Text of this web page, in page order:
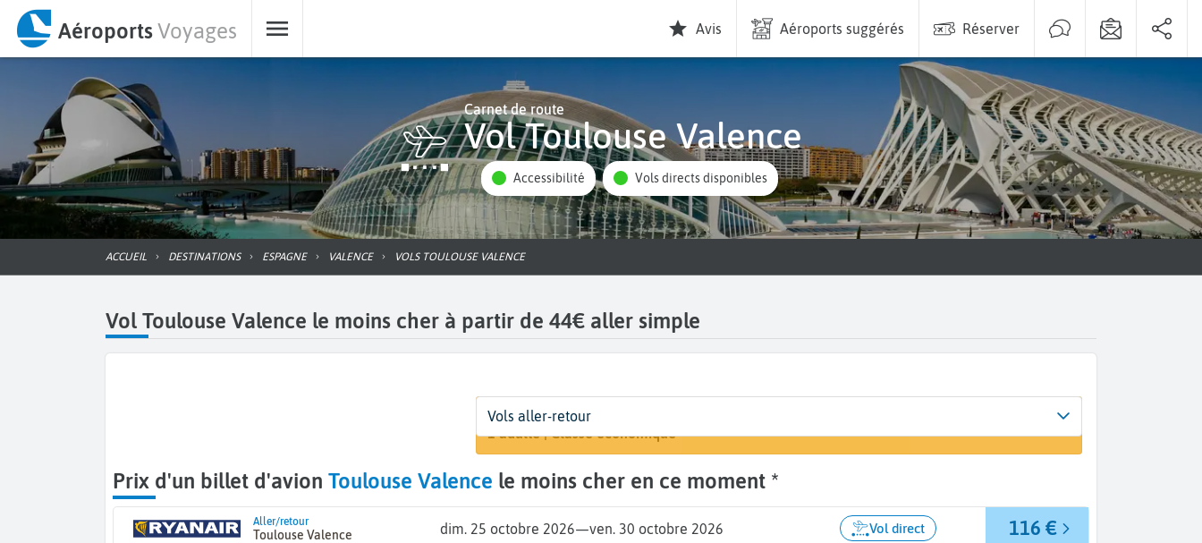
AéroportsVoyages Avis Aéroports suggérés Réserver
Carnet de route
Vol Toulouse Valence
Accessibilité Vols directs disponibles
ACCUEIL DESTINATIONS ESPAGNE VALENCE VOLS TOULOUSE VALENCE
Vol Toulouse Valence le moins cher à partir de 44€ aller simple
Départ
Toulouse (TLS) Valence (VLC)
Dates
Dates de votre voyage
Voyageurs | Classe
1 adulte | Classe économique
Vols aller-retour
Prix d'un billet d'avion Toulouse Valence le moins cher en ce moment *
Aller/retour
Toulouse Valence dim. 25 octobre 2026—ven. 30 octobre 2026 Vol direct 116 €